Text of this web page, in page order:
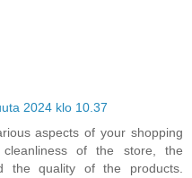
2024 klo 10.37
aspects of your shopping
cleanliness of the store, the
the quality of the products.